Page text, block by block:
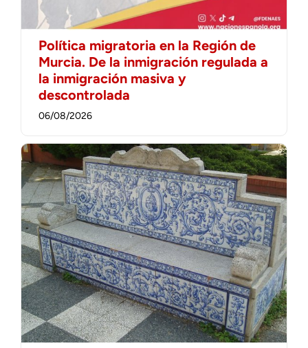
Política migratoria en la Región de
Murcia. De la inmigración regulada a
la inmigración masiva y
descontrolada
06/08/2026